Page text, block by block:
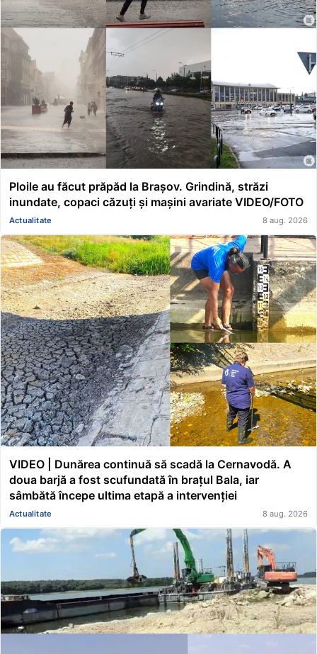
Ploile au făcut prăpăd la Brașov. Grindină, străzi
inundate, copaci căzuți și mașini avariate VIDEO/FOTO
Actualitate 8 aug. 2026
VIDEO | Dunărea continuă să scadă la Cernavodă. A
doua barjă a fost scufundată în brațul Bala, iar
sâmbătă începe ultima etapă a intervenției
Actualitate 8 aug. 2026